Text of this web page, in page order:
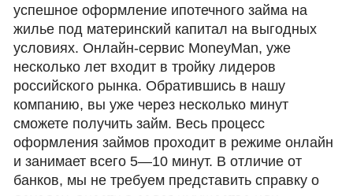
успешное оформление ипотечного займа на
жилье под материнский капитал на выгодных
условиях. Онлайн-сервис MoneyMan, уже
несколько лет входит в тройку лидеров
российского рынка. Обратившись в нашу
компанию, вы уже через несколько минут
сможете получить займ. Весь процесс
оформления займов проходит в режиме онлайн
и занимает всего 5—10 минут. В отличие от
банков, мы не требуем представить справку о